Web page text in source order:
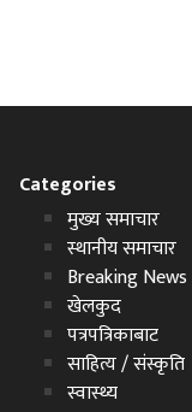
Categories
मुख्य समाचार
स्थानीय समाचार
Breaking News
खेलकुद
पत्रपत्रिकाबाट
साहित्य / संस्कृति
स्वास्थ्य